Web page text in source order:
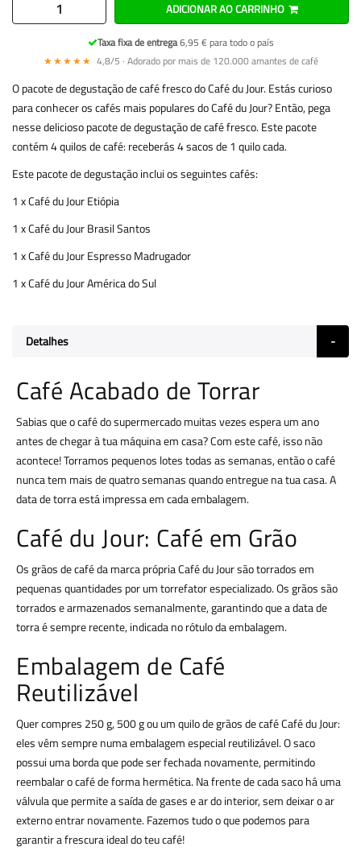
ADICIONAR AO CARRINHO
Taxa fixa de entrega6,95 € para todo o país
★★★★★ 4,8/5 · Adorado por mais de 120.000 amantes de café
O pacote de degustação de café fresco do Café du Jour. Estás curioso
para conhecer os cafés mais populares do Café du Jour? Então, pega
nesse delicioso pacote de degustação de café fresco. Este pacote
contém 4 quilos de café: receberás 4 sacos de 1 quilo cada.
Este pacote de degustação inclui os seguintes cafés:
1 x Café du Jour Etiópia
1 x Café du Jour Brasil Santos
1 x Café du Jour Espresso Madrugador
1 x Café du Jour América do Sul
Detalhes
Café Acabado de Torrar
Sabias que o café do supermercado muitas vezes espera um ano
antes de chegar à tua máquina em casa? Com este café, isso não
acontece! Torramos pequenos lotes todas as semanas, então o café
nunca tem mais de quatro semanas quando entregue na tua casa. A
data de torra está impressa em cada embalagem.
Café du Jour: Café em Grão
Os grãos de café da marca própria Café du Jour são torrados em
pequenas quantidades por um torrefator especializado. Os grãos são
torrados e armazenados semanalmente, garantindo que a data de
torra é sempre recente, indicada no rótulo da embalagem.
Embalagem de Café
Reutilizável
Quer compres 250 g, 500 g ou um quilo de grãos de café Café du Jour:
eles vêm sempre numa embalagem especial reutilizável. O saco
possui uma borda que pode ser fechada novamente, permitindo
reembalar o café de forma hermética. Na frente de cada saco há uma
válvula que permite a saída de gases e ar do interior, sem deixar o ar
externo entrar novamente. Fazemos tudo o que podemos para
garantir a frescura ideal do teu café!